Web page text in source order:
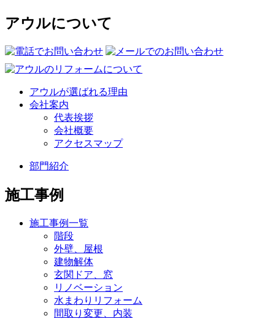
アウルについて
アウルが選ばれる理由
会社案内
代表挨拶
会社概要
アクセスマップ
部門紹介
施工事例
施工事例一覧
階段
外壁、屋根
建物解体
玄関ドア、窓
リノベーション
水まわりリフォーム
間取り変更、内装